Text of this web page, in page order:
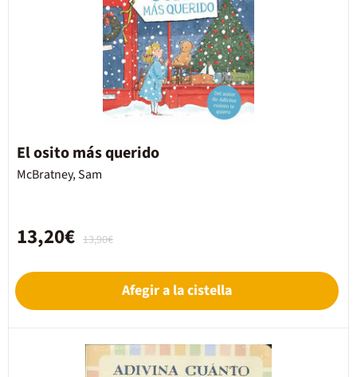
El osito más querido
McBratney, Sam
13,90€
13,20€
Afegir a la cistella